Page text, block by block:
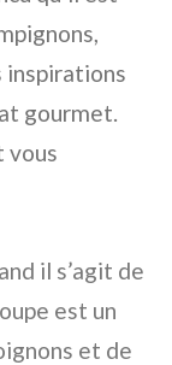
inspirations
gourmet.
vous
il s’agit de
est un
et de